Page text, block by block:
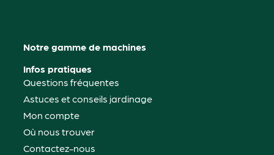
Notre gamme de machines
Infos pratiques
Questions fréquentes
Astuces et conseils jardinage
Mon compte
Où nous trouver
Contactez-nous